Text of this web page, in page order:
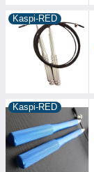
Kaspi-RED
Kaspi-RED